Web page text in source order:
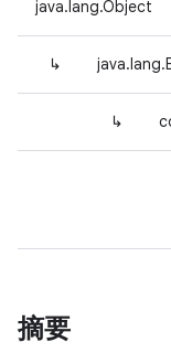
java.lang.Object
↳
↳
摘要